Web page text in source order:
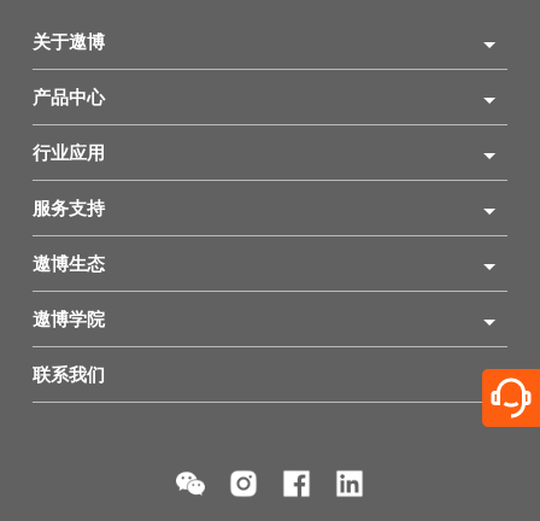
关于遨博
产品中心
行业应用
服务支持
遨博生态
遨博学院
联系我们